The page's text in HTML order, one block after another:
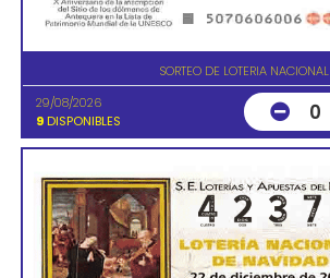
SORTEO DE LOTERIA NACIONAL
29/08/2026
9 DISPONIBLES 0